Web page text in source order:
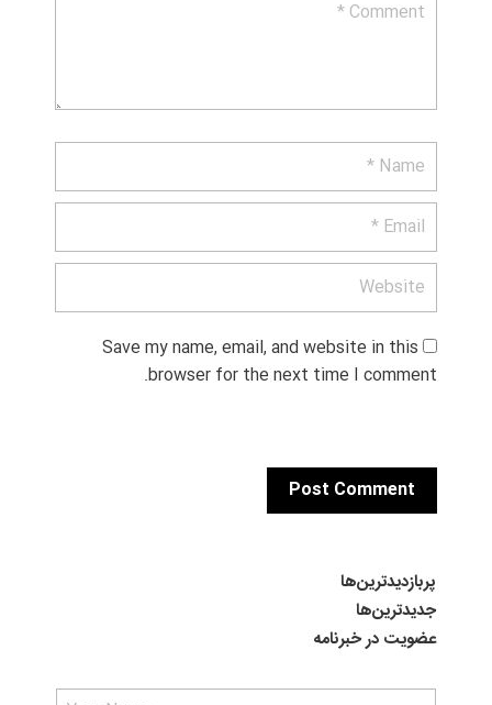
Save my name, email, and website in this
browser for the next time I comment.
پربازدیدترین‌ها
جدیدترین‌ها
عضویت در خبرنامه